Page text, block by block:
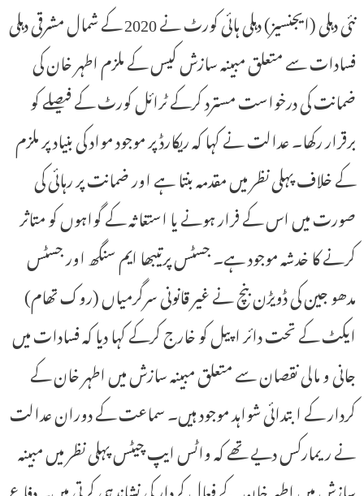
نئی دہلی (ایجنسیز) دہلی ہائی کورٹ نے 2020 کے شمال مشرقی دہلی
فسادات سے متعلق مبینہ سازش کیس کے ملزم اطہر خان کی
ضمانت کی درخواست مسترد کرکے ٹرائل کورٹ کے فیصلے کو
برقرار رکھا۔ عدالت نے کہا کہ ریکارڈ پر موجود مواد کی بنیاد پر ملزم
کے خلاف پہلی نظر میں مقدمہ بنتا ہے اور ضمانت پر رہائی کی
صورت میں اس کے فرار ہونے یا استغاثہ کے گواہوں کو متاثر
کرنے کا خدشہ موجود ہے۔ جسٹس پرتیبھا ایم سنگھ اور جسٹس
مدھو جین کی ڈویڑن بنچ نے غیر قانونی سرگرمیاں (روک تھام)
ایکٹ کے تحت دائر اپیل کو خارج کرکے کہا دیا کہ فسادات میں
جانی و مالی نقصان سے متعلق مبینہ سازش میں اطہر خان کے
کردار کے ابتدائی شواہد موجود ہیں۔ سماعت کے دوران عدالت
نے ریمارکس دیے تھے کہ واٹس ایپ چیٹس پہلی نظر میں مبینہ